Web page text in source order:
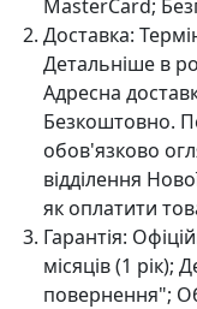
MasterCard;
Доставка:
Детальніше в
Адресна
Безкоштовно.
обов'язково
відділення
як оплатити
Гарантія:
місяців (1 рік);
повернення";